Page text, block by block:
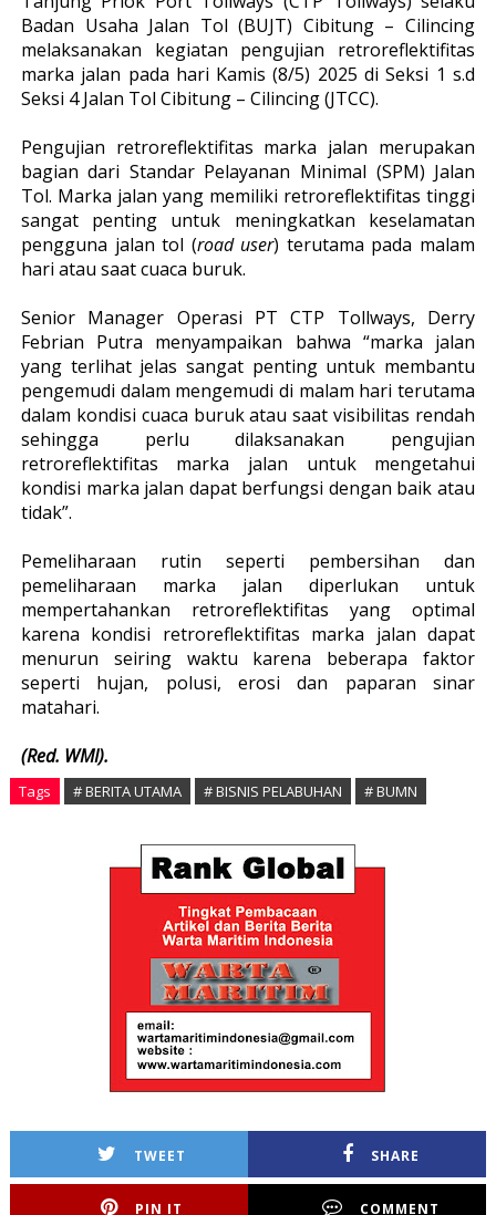
Badan Usaha Jalan Tol (BUJT) Cibitung – Cilincing
melaksanakan kegiatan pengujian retroreflektifitas
marka jalan pada hari Kamis (8/5) 2025 di Seksi 1 s.d
Seksi 4 Jalan Tol Cibitung – Cilincing (JTCC).
Pengujian retroreflektifitas marka jalan merupakan
bagian dari Standar Pelayanan Minimal (SPM) Jalan
Tol. Marka jalan yang memiliki retroreflektifitas tinggi
sangat penting untuk meningkatkan keselamatan
pengguna jalan tol (road user) terutama pada malam
hari atau saat cuaca buruk.
Senior Manager Operasi PT CTP Tollways, Derry
Febrian Putra menyampaikan bahwa “marka jalan
yang terlihat jelas sangat penting untuk membantu
pengemudi dalam mengemudi di malam hari terutama
dalam kondisi cuaca buruk atau saat visibilitas rendah
sehingga perlu dilaksanakan pengujian
retroreflektifitas marka jalan untuk mengetahui
kondisi marka jalan dapat berfungsi dengan baik atau
tidak”.
Pemeliharaan rutin seperti pembersihan dan
pemeliharaan marka jalan diperlukan untuk
mempertahankan retroreflektifitas yang optimal
karena kondisi retroreflektifitas marka jalan dapat
menurun seiring waktu karena beberapa faktor
seperti hujan, polusi, erosi dan paparan sinar
matahari.
(Red. WMI).
Tags # BERITA UTAMA # BISNIS PELABUHAN # BUMN
TWEET SHARE
PIN IT COMMENT